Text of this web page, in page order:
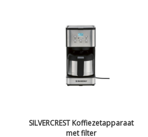
SILVERCREST Koffiezetapparaat
met filter